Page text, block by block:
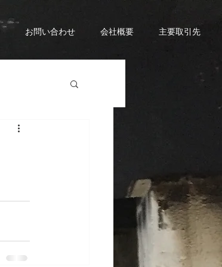
お問い合わせ 会社概要 主要取引先